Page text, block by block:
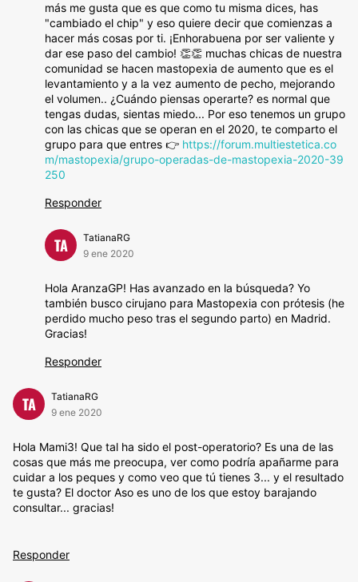
más me gusta que es que como tu misma dices, has
"cambiado el chip" y eso quiere decir que comienzas a
hacer más cosas por ti. ¡Enhorabuena por ser valiente y
dar ese paso del cambio! 👏👏 muchas chicas de nuestra
comunidad se hacen mastopexia de aumento que es el
levantamiento y a la vez aumento de pecho, mejorando
el volumen.. ¿Cuándo piensas operarte? es normal que
tengas dudas, sientas miedo... Por eso tenemos un grupo
con las chicas que se operan en el 2020, te comparto el
grupo para que entres 👉 https://forum.multiestetica.co
m/mastopexia/grupo-operadas-de-mastopexia-2020-39
250
Responder
TA
TatianaRG
9 ene 2020
Hola AranzaGP! Has avanzado en la búsqueda? Yo
también busco cirujano para Mastopexia con prótesis (he
perdido mucho peso tras el segundo parto) en Madrid.
Gracias!
Responder
TA
TatianaRG
9 ene 2020
Hola Mami3! Que tal ha sido el post-operatorio? Es una de las
cosas que más me preocupa, ver como podría apañarme para
cuidar a los peques y como veo que tú tienes 3... y el resultado
te gusta? El doctor Aso es uno de los que estoy barajando
consultar... gracias!
Responder